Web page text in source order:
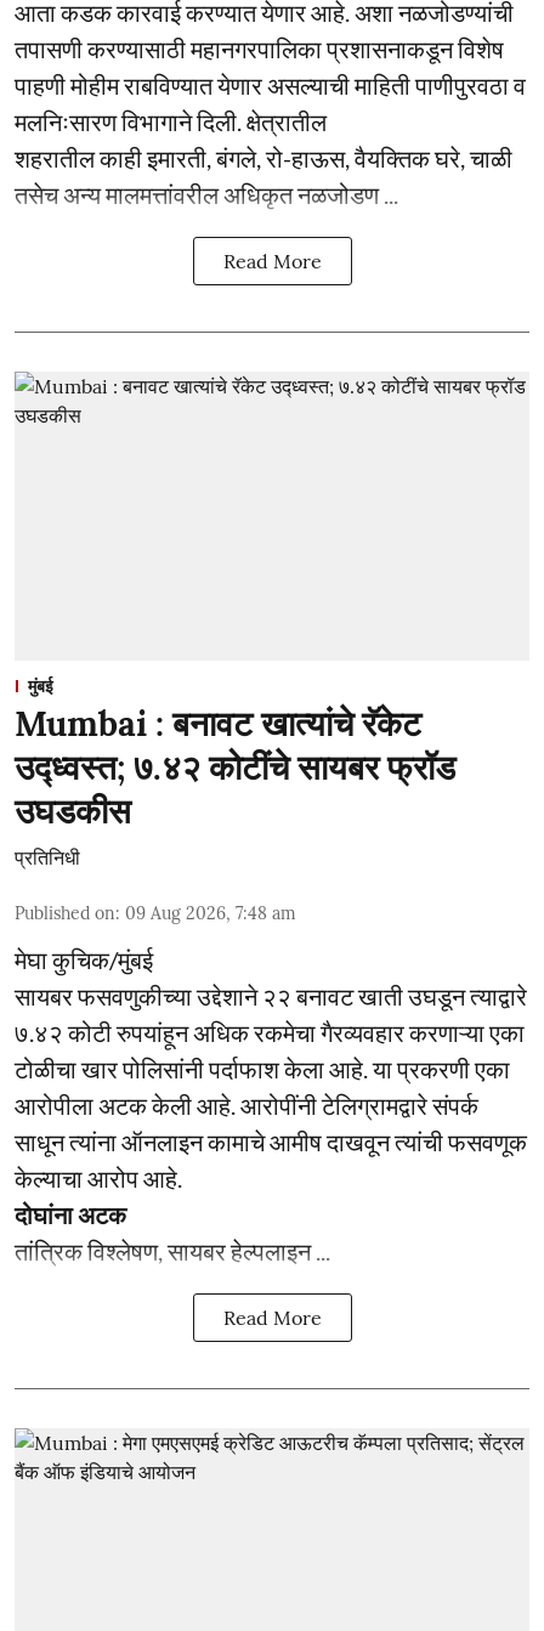
आता कडक कारवाई करण्यात येणार आहे. अशा नळजोडण्यांची
तपासणी करण्यासाठी महानगरपालिका प्रशासनाकडून विशेष
पाहणी मोहीम राबविण्यात येणार असल्याची माहिती पाणीपुरवठा व
मलनिःसारण विभागाने दिली. क्षेत्रातील
शहरातील काही इमारती, बंगले, रो-हाऊस, वैयक्तिक घरे, चाळी
तसेच अन्य मालमत्तांवरील अधिकृत नळजोडण ...
Read More
मुंबई
Mumbai : बनावट खात्यांचे रॅकेट
उद्ध्वस्त; ७.४२ कोटींचे सायबर फ्रॉड
उघडकीस
प्रतिनिधी
Published on: 09 Aug 2026, 7:48 am
मेघा कुचिक/मुंबई
सायबर फसवणुकीच्या उद्देशाने २२ बनावट खाती उघडून त्याद्वारे
७.४२ कोटी रुपयांहून अधिक रकमेचा गैरव्यवहार करणाऱ्या एका
टोळीचा खार पोलिसांनी पर्दाफाश केला आहे. या प्रकरणी एका
आरोपीला अटक केली आहे. आरोपींनी टेलिग्रामद्वारे संपर्क
साधून त्यांना ऑनलाइन कामाचे आमीष दाखवून त्यांची फसवणूक
केल्याचा आरोप आहे.
दोघांना अटक
तांत्रिक विश्लेषण, सायबर हेल्पलाइन ...
Read More